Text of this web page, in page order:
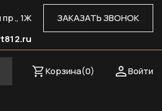
ЗАКАЗАТЬ ЗВОНОК
пр., 1Ж
Войти
Корзина(0)